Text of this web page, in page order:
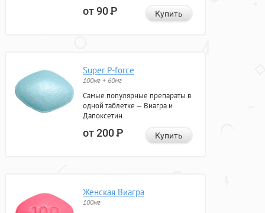
от 90Р Купить
Super P-force
100мг + 60мг
Самые популярные препараты в
одной таблетке — Виагра и
Дапоксетин.
от 200Р Купить
Женская Виагра
100мг